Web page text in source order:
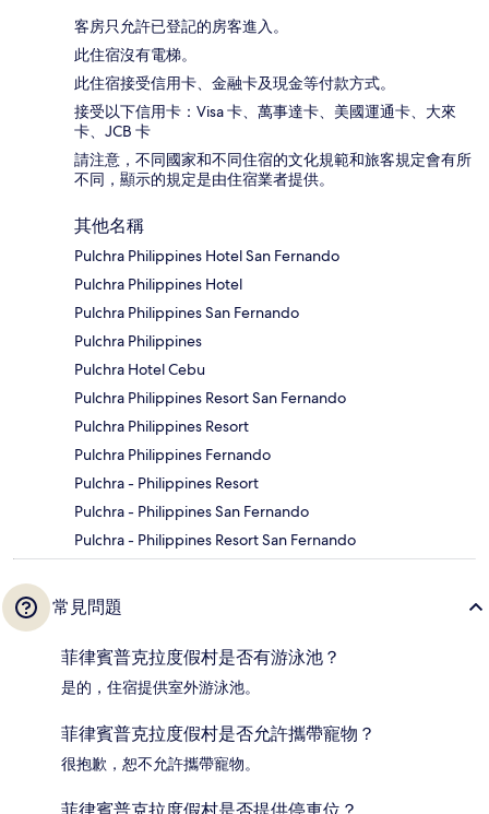
客房只允許已登記的房客進入。
此住宿沒有電梯。
此住宿接受信用卡、金融卡及現金等付款方式。
接受以下信用卡：Visa 卡、萬事達卡、美國運通卡、大來
卡、JCB 卡
請注意，不同國家和不同住宿的文化規範和旅客規定會有所
不同，顯示的規定是由住宿業者提供。
其他名稱
Pulchra Philippines Hotel San Fernando
Pulchra Philippines Hotel
Pulchra Philippines San Fernando
Pulchra Philippines
Pulchra Hotel Cebu
Pulchra Philippines Resort San Fernando
Pulchra Philippines Resort
Pulchra Philippines Fernando
Pulchra - Philippines Resort
Pulchra - Philippines San Fernando
Pulchra - Philippines Resort San Fernando
常見問題
菲律賓普克拉度假村是否有游泳池？
是的，住宿提供室外游泳池。
菲律賓普克拉度假村是否允許攜帶寵物？
很抱歉，恕不允許攜帶寵物。